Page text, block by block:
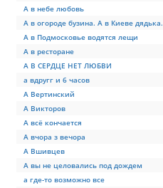
А в небе любовь
А в огороде бузина. А в Киеве дядька.
А в Подмосковье водятся лещи
А в ресторане
А В СЕРДЦЕ НЕТ ЛЮБВИ
а вдругг и 6 часов
А Вертинский
А Викторов
А всё кончается
А вчора з вечора
А Вшивцев
А вы не целовались под дождем
а где-то возможно все